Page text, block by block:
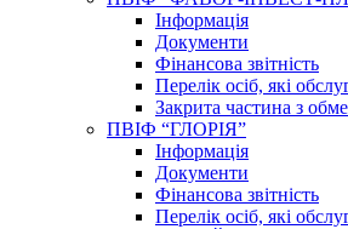
Інформація
Документи
Фінансова звітність
Перелік осіб, які
Закрита частина з
ПВІФ “ГЛОРІЯ”
Інформація
Документи
Фінансова звітність
Перелік осіб, які